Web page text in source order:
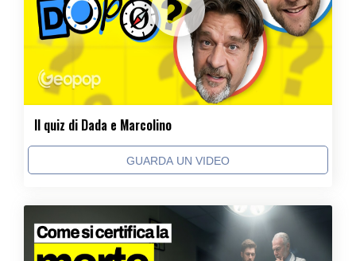
Il quiz di Dada e Marcolino
GUARDA UN VIDEO